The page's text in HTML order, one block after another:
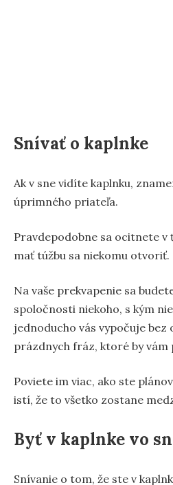
Snívať o kaplnke
Ak v sne vidíte kaplnku,
úprimného priateľa.
Pravdepodobne sa ocitnete v
mať túžbu sa niekomu otvoriť.
Na vaše prekvapenie sa
spoločnosti niekoho, s kým
jednoducho vás vypočuje bez
prázdnych fráz, ktoré by vám
Poviete im viac, ako ste
istí, že to všetko zostane
Byť v kaplnke vo
Snívanie o tom, že ste v